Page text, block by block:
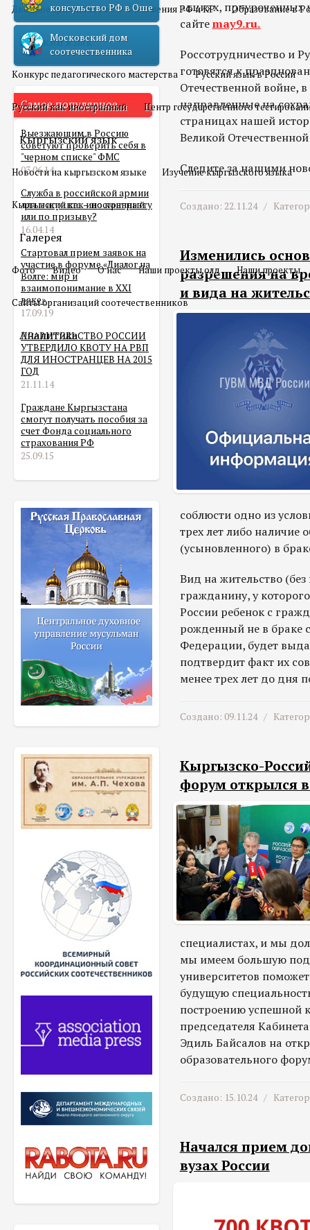
Двойное гражданство Отношения РФ и КР Образование в
Русский язык
Конкурс педагогического мастерства Русский язык в России
Русский как иностранный Центр государственного
Кыргызский язык
Новости на кыргызском языке Изучение кыргызского языка
Кыргызский как иностранный
Галерея
Фото Видео О нас Наши проекты олд Наши проекты
Сайты организаций соотечественников
Аналитика
консульство РФ в Оше
Московский дом
соотечественника
Самое популярное
Выезжающим в Россию
советуют проверить себя в
"черном списке" ФМС
03.06.14
Служба в российской армии
для мигранта – по контракту
или по призыву?
16.04.14
Стартовал прием заявок на
участие в форуме «Диалог на
Волге: мир и
взаимопонимание в XXI
веке»
17.09.19
ПРАВИТЕЛЬСТВО РОССИИ
УТВЕРДИЛО КВОТУ НА РВП
ДЛЯ ИНОСТРАНЦЕВ НА 2015
ГОД
21.11.14
Граждане Кыргызстана
смогут получать пособия за
счет Фонда социального
страхования РФ
25.09.15
акциях, приуроченных
сайтеmay9.ru.
Россотрудничество и
готовятся к
Отечественной войне,
направленные на
страницах нашей
Великой
Следите за нашими
Создано: 22.11.24 /
Изменились
разрешения на
и вида на
соблюсти одно из
трех лет либо наличие
(усыновленного) в
Вид на жительство
гражданину, у
России ребенок с
рожденный не в браке
Федерации, будет
подтвердит факт их
менее трех лет до дня
Создано: 09.11.24 /
Кыргызско-
форум открылся
специалистах, и мы
мы имеем большую
университетов
будущую
построению успешной
председателя
Эдиль Байсалов на
образовательного
Создано: 15.10.24 /
Начался прием
вузах России